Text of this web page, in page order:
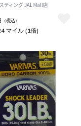
ティング JAL Mall店
（税込）
マイル (1倍)